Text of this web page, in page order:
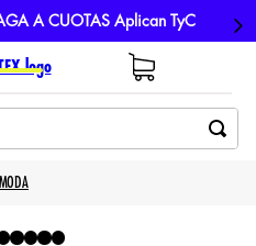
A CUOTAS Aplican TyC
MODA